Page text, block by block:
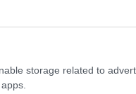
storage related to
korlátozások
András Péter:
társadalmi